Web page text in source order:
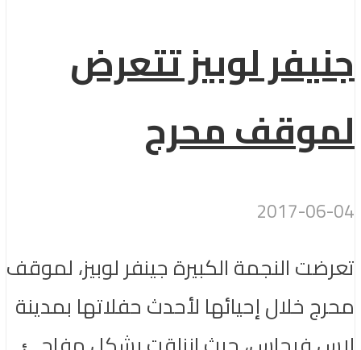
جنيفر لوبيز تتعرض
لموقف محرج
2017-06-04
تعرضت النجمة الكبيرة جينفر لوبيز، لموقف
محرج خلال إحيائها لأحدث حفلاتها بمدينة